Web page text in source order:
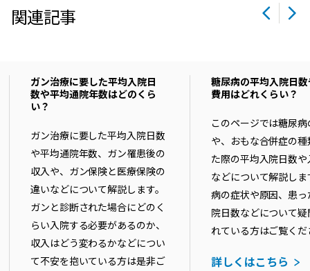
関連記事
ガン治療に要した平均入院日
数や平均通院年数はどのくら
い？
ガン治療に要した平均入院日数
や平均通院年数、ガン罹患後の
収入や、ガン保険と医療保険の
違いなどについて解説します。
ガンと診断された場合にどのく
らい入院する必要があるのか、
収入はどう変わるかなどについ
て不安を抱いている方は是非ご
糖尿病の平均入院日
費用はどれくらい？
このページでは糖尿
や、おもな合併症の
た際の平均入院日数
などについて解説し
病の症状や原因、患
院日数などについて
れている方はご覧く
詳しくはこちら